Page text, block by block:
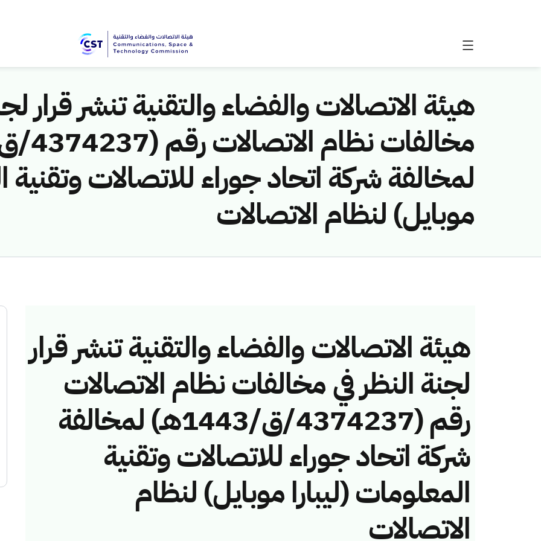
هيئة الاتصالات والفضاء والتقنية تنشر قرار
لمخالفة شركة اتحاد جوراء للاتصالات وتقنية
موبايل) لنظام الاتصالات
هيئة الاتصالات والفضاء والتقنية تنشر قرار
لجنة النظر في مخالفات نظام الاتصالات
رقم (4374237/ق/1443هـ) لمخالفة
شركة اتحاد جوراء للاتصالات وتقنية
المعلومات (ليبارا موبايل) لنظام
الاتصالات